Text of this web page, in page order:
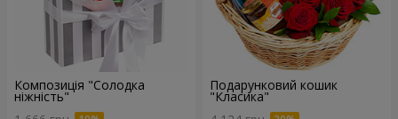
Композиція "Солодка
ніжність"
Подарунковий кошик
"Класика"